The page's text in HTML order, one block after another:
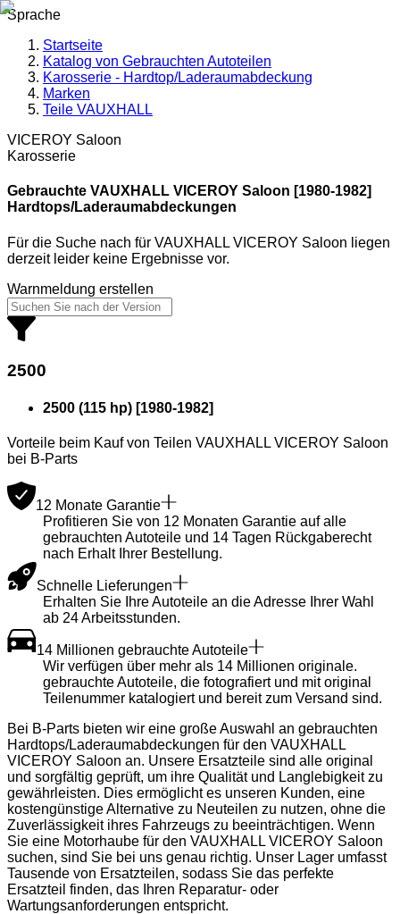
Sprache
Startseite
Katalog von Gebrauchten Autoteilen
Karosserie - Hardtop/Laderaumabdeckung
Marken
Teile VAUXHALL
VICEROY Saloon
Karosserie
Gebrauchte VAUXHALL VICEROY Saloon [1980-1982]
Hardtops/Laderaumabdeckungen
Für die Suche nach für VAUXHALL VICEROY Saloon liegen
derzeit leider keine Ergebnisse vor.
Warnmeldung erstellen
2500
2500 (115 hp) [1980-1982]
Vorteile beim Kauf von Teilen VAUXHALL VICEROY Saloon
bei B-Parts
12 Monate Garantie
Profitieren Sie von 12 Monaten Garantie auf alle
gebrauchten Autoteile und 14 Tagen Rückgaberecht
nach Erhalt Ihrer Bestellung.
Schnelle Lieferungen
Erhalten Sie Ihre Autoteile an die Adresse Ihrer Wahl
ab 24 Arbeitsstunden.
14 Millionen gebrauchte Autoteile
Wir verfügen über mehr als 14 Millionen originale.
gebrauchte Autoteile, die fotografiert und mit original
Teilenummer katalogiert und bereit zum Versand sind.
Bei B-Parts bieten wir eine große Auswahl an gebrauchten
Hardtops/Laderaumabdeckungen für den VAUXHALL
VICEROY Saloon an. Unsere Ersatzteile sind alle original
und sorgfältig geprüft, um ihre Qualität und Langlebigkeit zu
gewährleisten. Dies ermöglicht es unseren Kunden, eine
kostengünstige Alternative zu Neuteilen zu nutzen, ohne die
Zuverlässigkeit ihres Fahrzeugs zu beeinträchtigen. Wenn
Sie eine Motorhaube für den VAUXHALL VICEROY Saloon
suchen, sind Sie bei uns genau richtig. Unser Lager umfasst
Tausende von Ersatzteilen, sodass Sie das perfekte
Ersatzteil finden, das Ihren Reparatur- oder
Wartungsanforderungen entspricht.